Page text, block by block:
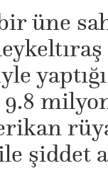
üne
9.8
şiddet